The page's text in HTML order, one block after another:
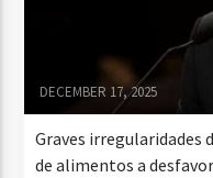
DECEMBER 17, 2025
Graves irregularidades
de alimentos a